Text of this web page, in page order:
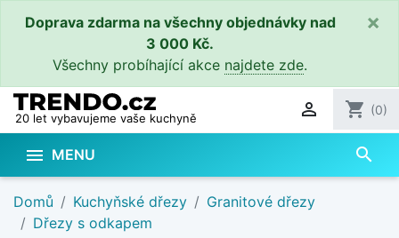
Doprava zdarma na všechny objednávky nad
3 000 Kč.
Všechny probíhající akce najdete zde.
×
20 let vybavujeme vaše kuchyně  shopping_cart (0)
 MENU search
Domů Kuchyňské dřezy
Granitové dřezy
Dřezy s odkapem